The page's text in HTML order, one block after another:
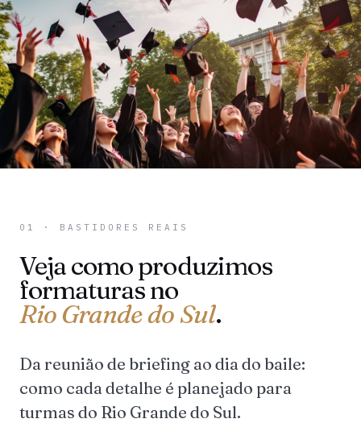
01 · BASTIDORES REAIS
Veja como produzimos
formaturas no
Rio Grande do Sul.
Da reunião de briefing ao dia do baile:
como cada detalhe é planejado para
turmas do Rio Grande do Sul.